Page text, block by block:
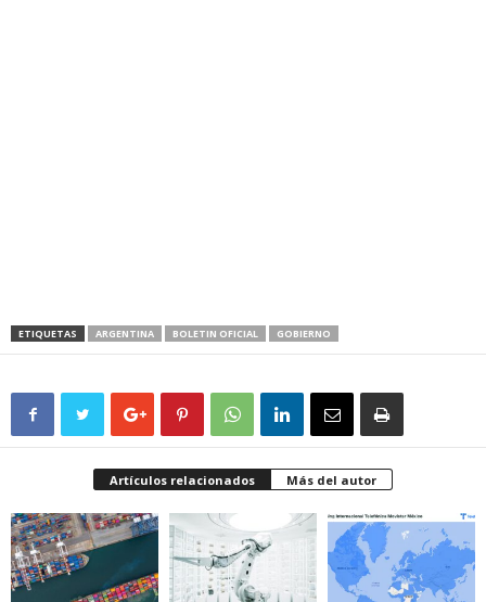
ETIQUETAS ARGENTINA BOLETIN OFICIAL GOBIERNO
Artículos relacionados Más del autor